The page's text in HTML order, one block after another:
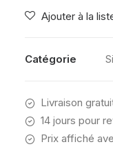
ergonomique
Ajouter à la
Catégorie
Livraison
14 jours pour
Prix affiché